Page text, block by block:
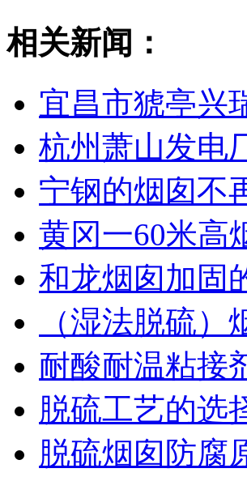
相关新闻：
宜昌市猇亭兴
杭州萧山发电
宁钢的烟囱不
黄冈一60米高
和龙烟囱加固
（湿法脱硫
耐酸耐温粘接
脱硫工艺的选
脱硫烟囱防腐